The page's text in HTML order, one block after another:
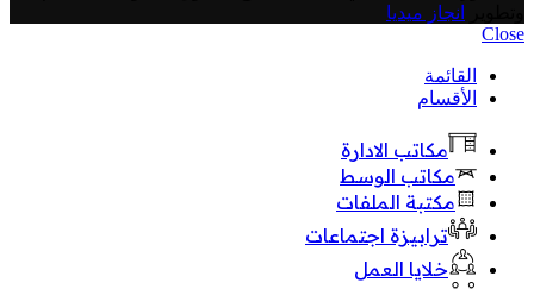
انجاز ميديا
Close
القائمة
الأقسام
مكاتب الادارة
مكاتب الوسط
مكتبة الملفات
ترابيزة اجتماعات
خلايا العمل